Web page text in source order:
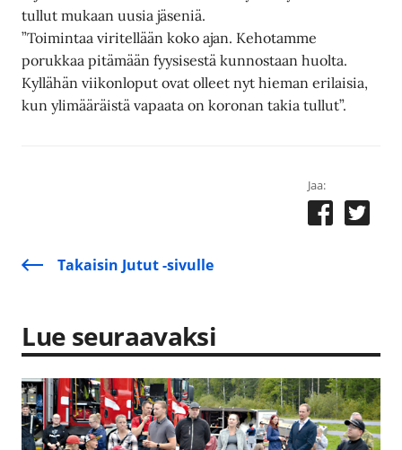
tullut mukaan uusia jäseniä.
”Toimintaa viritellään koko ajan. Kehotamme
porukkaa pitämään fyysisestä kunnostaan huolta.
Kyllähän viikonloput ovat olleet nyt hieman erilaisia,
kun ylimääräistä vapaata on koronan takia tullut”.
Jaa:
Takaisin Jutut -sivulle
Lue seuraavaksi